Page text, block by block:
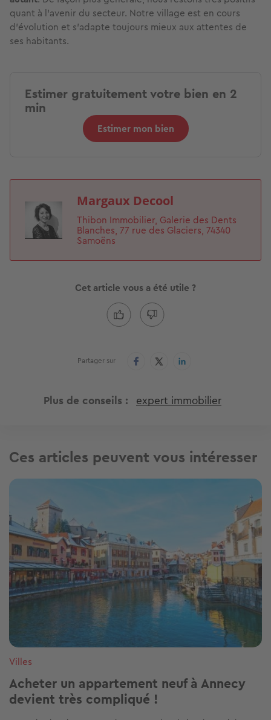
quant à l’avenir du secteur. Notre village est en cours
d’évolution et s’adapte toujours mieux aux attentes de
ses habitants.
Estimer gratuitement votre bien en 2
min
Estimer mon bien
Image Margaux Decool
Thibon Immobilier, Galerie des Dents
Blanches, 77 rue des Glaciers, 74340
Samoëns
Cet article vous a été utile ?
Partager sur
Plus de conseils expert immobilier
Ces articles peuvent vous intéresser
Image
Villes
Acheter un appartement neuf à Annecy
devient très compliqué !